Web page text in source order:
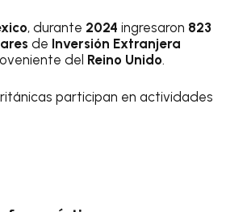
, durante 2024 ingresaron 823
de Inversión Extranjera
del Reino Unido.
participan en actividades